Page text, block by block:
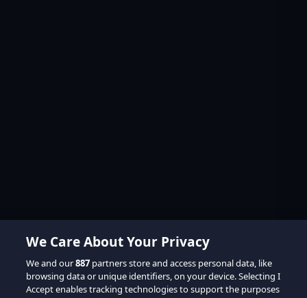
We Care About Your Privacy
We and our887 partners store and access personal data, like
browsing data or unique identifiers, on your device. Selecting I
Accept enables tracking technologies to support the purposes